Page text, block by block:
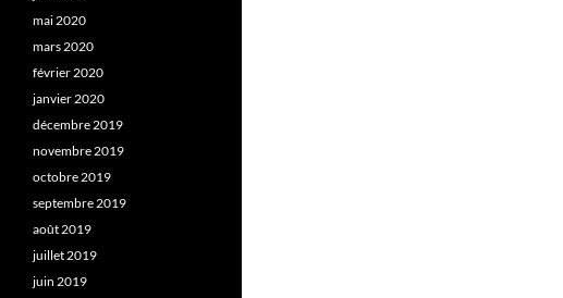
mai 2020
mars 2020
février 2020
janvier 2020
décembre 2019
novembre 2019
octobre 2019
septembre 2019
août 2019
juillet 2019
juin 2019